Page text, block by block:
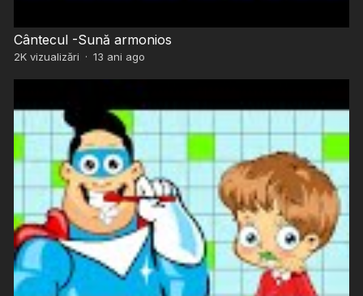
Cântecul -Sună armonios
2Kvizualizări · 13 ani ago